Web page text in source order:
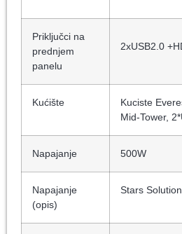
Priključci na
prednjem
panelu
2xUSB2.0
Kućište
Kuciste
Mid-Tower,
Napajanje 500W
Napajanje
(opis)
Stars